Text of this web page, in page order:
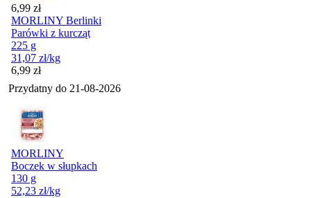
Cena
6,99 zł
MORLINY Berlinki
Parówki z kurcząt
225 g
31,07 zł/kg
Cena
6,99 zł
Przydatny do 21-08-2026
MORLINY
Boczek w słupkach
130 g
52,23 zł/kg